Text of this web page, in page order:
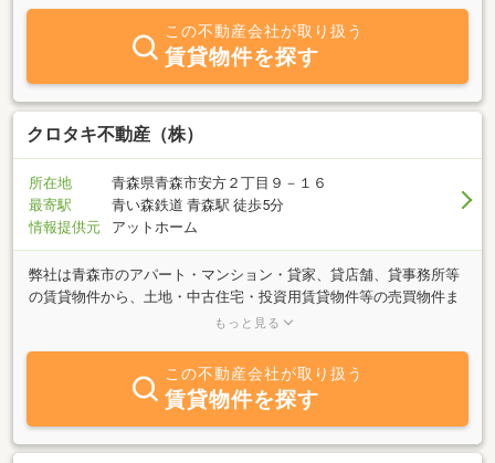
この不動産会社が取り扱う
賃貸物件を探す
クロタキ不動産（株）
所在地
青森県青森市安方２丁目９－１６
最寄駅
青い森鉄道 青森駅 徒歩5分
情報提供元
アットホーム
弊社は青森市のアパート・マンション・貸家、貸店舗、貸事務所等
の賃貸物件から、土地・中古住宅・投資用賃貸物件等の売買物件ま
で幅広くご紹介しております。賃貸も売買も、まずはお気軽にご相
他、当社では不動産の買い取りも行っています。売却を急いでいる
案件や、なかなか買い手が見つからない物件、売却していることを
知られたくないなど様々なケースに対応いたします。【買い取りを
利用するメリット】1．買取価格を提示の上、売買が成立します。
従来の仲介での買い手探しではなく、弊社が直接買取りますのでス
もっと見る
この不動産会社が取り扱う
賃貸物件を探す